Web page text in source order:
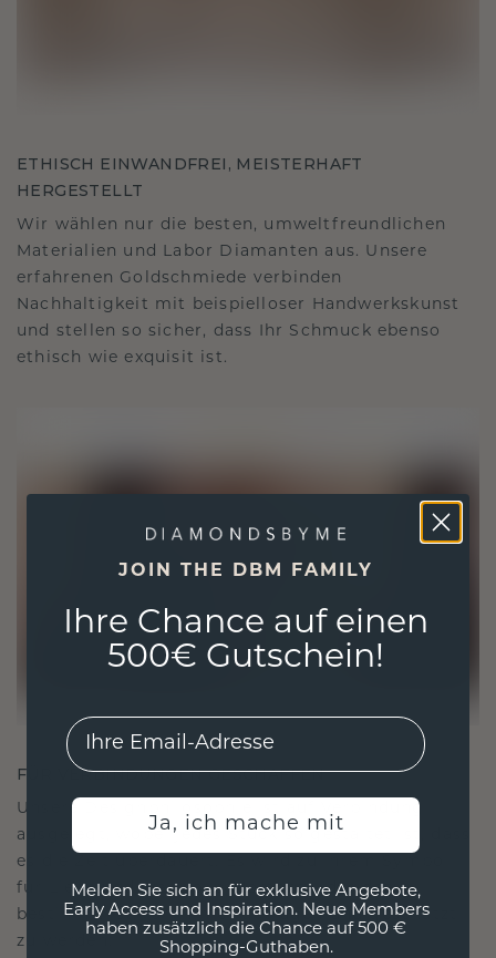
ETHISCH EINWANDFREI, MEISTERHAFT
HERGESTELLT
Wir wählen nur die besten, umweltfreundlichen
Materialien und Labor Diamanten aus. Unsere
erfahrenen Goldschmiede verbinden
Nachhaltigkeit mit beispielloser Handwerkskunst
und stellen so sicher, dass Ihr Schmuck ebenso
ethisch wie exquisit ist.
FÜR VERBINDUNGEN GESCHAFFEN
Unsere Designphilosophie ist auf Verbindung
ausgelegt, wobei jedes Stück so gestaltet ist, dass
es die Zeit überdauert. Es wird zu Ihrem Symbol
für Liebe und wertvolle Momente, das dazu
bestimmt ist, für immer getragen und geschätzt
zu werden.
JOIN THE DBM FAMILY
Ihre Chance auf einen
500€ Gutschein!
EMail
Ja, ich mache mit
Melden Sie sich an für exklusive Angebote,
Early Access und Inspiration. Neue Members
haben zusätzlich die Chance auf 500 €
Shopping-Guthaben.